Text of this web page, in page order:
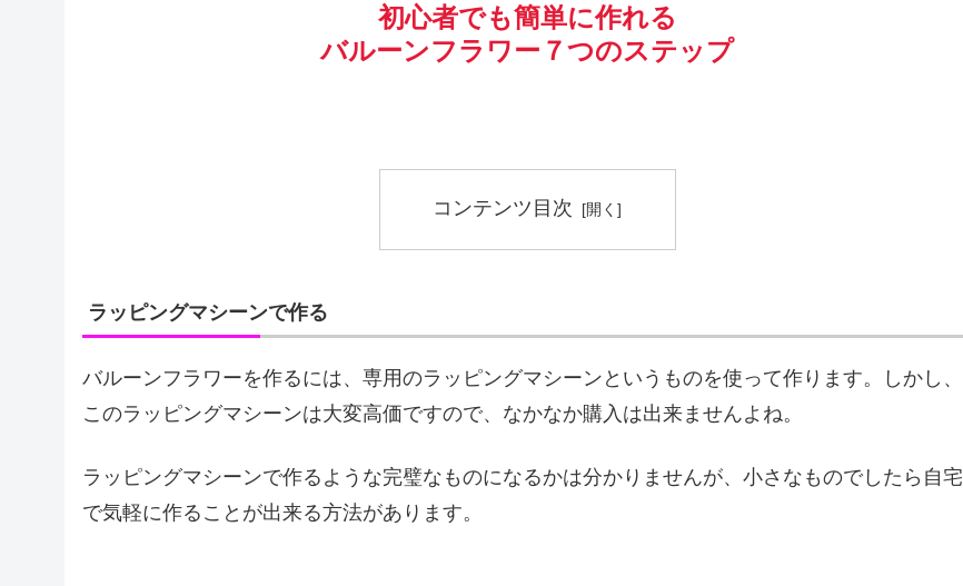
初心者でも簡単に作れる
バルーンフラワー７つのステップ
コンテンツ目次
ラッピングマシーンで作る
バルーンフラワーを作るには、専用のラッピングマシーンというものを使って作ります。しかし、
このラッピングマシーンは大変高価ですので、なかなか購入は出来ませんよね。
ラッピングマシーンで作るような完璧なものになるかは分かりませんが、小さなものでしたら自宅
で気軽に作ることが出来る方法があります。